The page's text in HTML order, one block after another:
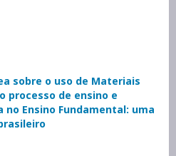
sobre o uso de Materiais
processo de ensino e
Ensino Fundamental: uma